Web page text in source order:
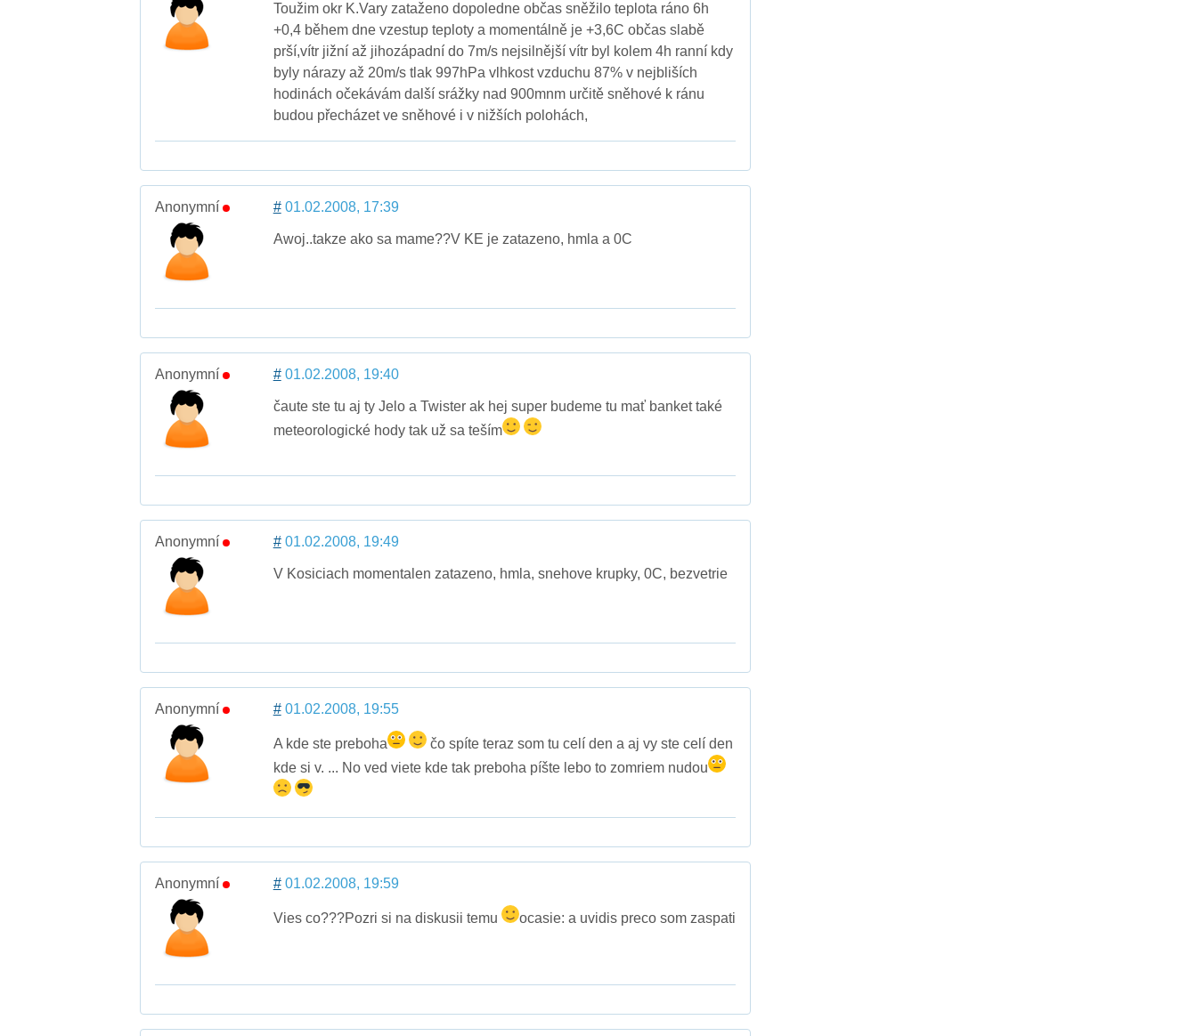
Toužim okr K.Vary zataženo dopoledne občas sněžilo teplota ráno 6h
+0,4 během dne vzestup teploty a momentálně je +3,6C občas slabě
prší,vítr jižní až jihozápadní do 7m/s nejsilnější vítr byl kolem 4h ranní kdy
byly nárazy až 20m/s tlak 997hPa vlhkost vzduchu 87% v nejbliších
hodinách očekávám další srážky nad 900mnm určitě sněhové k ránu
budou přecházet ve sněhové i v nižších polohách,
Anonymní #01.02.2008, 17:39
Awoj..takze ako sa mame??V KE je zatazeno, hmla a 0C
Anonymní #01.02.2008, 19:40
čaute ste tu aj ty Jelo a Twister ak hej super budeme tu mať banket také
meteorologické hody tak už sa teším
Anonymní #01.02.2008, 19:49
V Kosiciach momentalen zatazeno, hmla, snehove krupky, 0C, bezvetrie
Anonymní #01.02.2008, 19:55
A kde ste preboha
čo spíte teraz som tu celí den a aj vy ste celí den
kde si v. ... No ved viete kde tak preboha píšte lebo to zomriem nudou
Anonymní #01.02.2008, 19:59
Vies co???Pozri si na diskusii temu ocasie: a uvidis preco som zaspati